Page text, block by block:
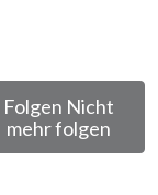
Folgen Nicht
mehr folgen